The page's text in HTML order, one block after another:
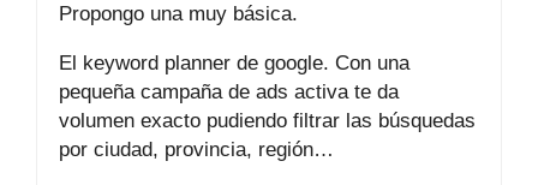
Propongo una muy básica.
El keyword planner de google. Con una
pequeña campaña de ads activa te da
volumen exacto pudiendo filtrar las búsquedas
por ciudad, provincia, región…